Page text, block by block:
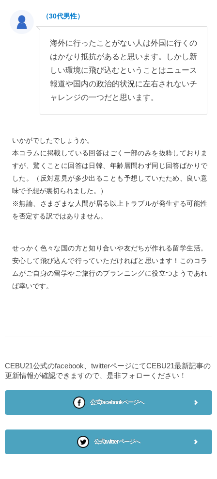
（30代男性）
海外に行ったことがない人は外国に行くの
はかなり抵抗があると思います。しかし新
しい環境に飛び込むということはニュース
報道や国内の政治的状況に左右されないチ
ャレンジの一つだと思います。
いかがでしたでしょうか。
本コラムに掲載している回答はごく一部のみを抜粋しておりま
すが、驚くことに回答は日韓、年齢層問わず同じ回答ばかりで
した。（反対意見が多少出ることも予想していたため、良い意
味で予想が裏切られました。）
※無論、さまざまな人間が居る以上トラブルが発生する可能性
を否定する訳ではありません。
せっかく色々な国の方と知り合いや友だちが作れる留学生活。
安心して飛び込んで行っていただければと思います！このコラ
ムがご自身の留学やご旅行のプランニングに役立つようであれ
ば幸いです。
CEBU21公式のfacebook、twitterページにてCEBU21最新記事の
更新情報が確認できますので、是非フォローください！
公式facebookページへ
公式twitterページへ